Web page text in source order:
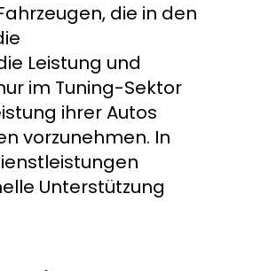
die in den
Leistung und
im Tuning-Sektor
ihrer Autos
vorzunehmen. In
Unterstützung